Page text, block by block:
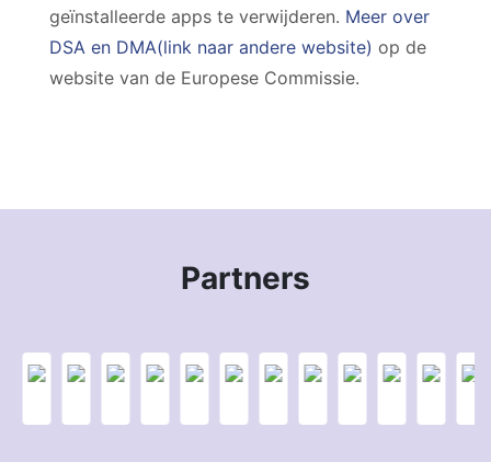
geïnstalleerde apps te verwijderen. Meer over
DSA en DMA(link naar andere website) op de
website van de Europese Commissie.
Partners